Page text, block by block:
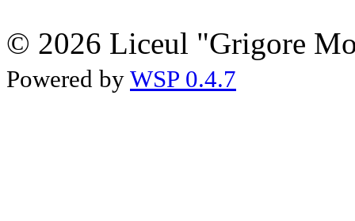
© 2026 Liceul "Grigore
Powered by WSP 0.4.7